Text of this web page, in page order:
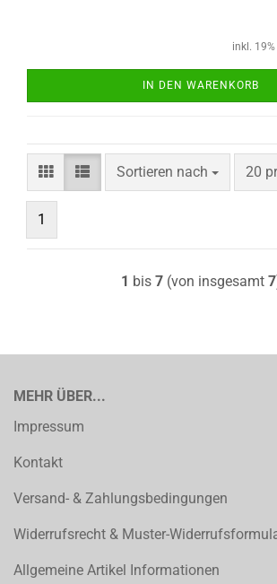
inkl.
IN DEN WARENKORB
Sortieren nach
Sortieren nach 20
pro
1
1 bis 7(von insgesamt 7
MEHR ÜBER...
Impressum
Kontakt
Versand- & Zahlungsbedingungen
Widerrufsrecht & Muster-
Allgemeine Artikel Informationen